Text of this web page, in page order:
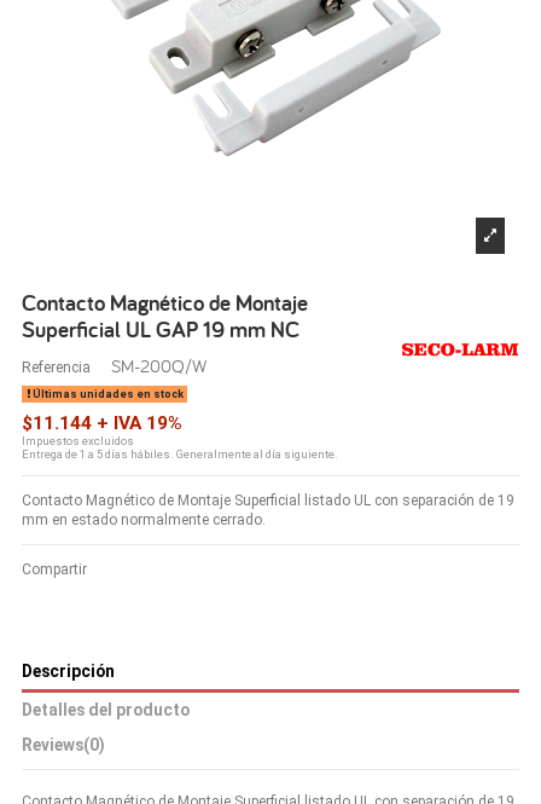
Contacto Magnético de Montaje
Superficial UL GAP 19 mm NC
Referencia SM-200Q/W
Últimas unidades en stock
$11.144 + IVA 19%
Impuestos excluidos
Entrega de 1 a 5 días hábiles. Generalmente al día siguiente.
Contacto Magnético de Montaje Superficial listado UL con separación de 19
mm en estado normalmente cerrado.
Compartir
Descripción
Detalles del producto
Reviews(0)